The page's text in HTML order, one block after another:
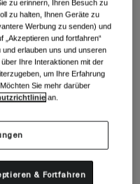
Größentabelle
zu erinnern, Ihren Besuch zu
zu halten, Ihnen Geräte zu
Werbung zu senden) und
„Akzeptieren und fortfahren“
erlauben uns und unseren
Ihre Interaktionen mit der
um Ihre Erfahrung
Sie mehr darüber
an.
& Fortfahren